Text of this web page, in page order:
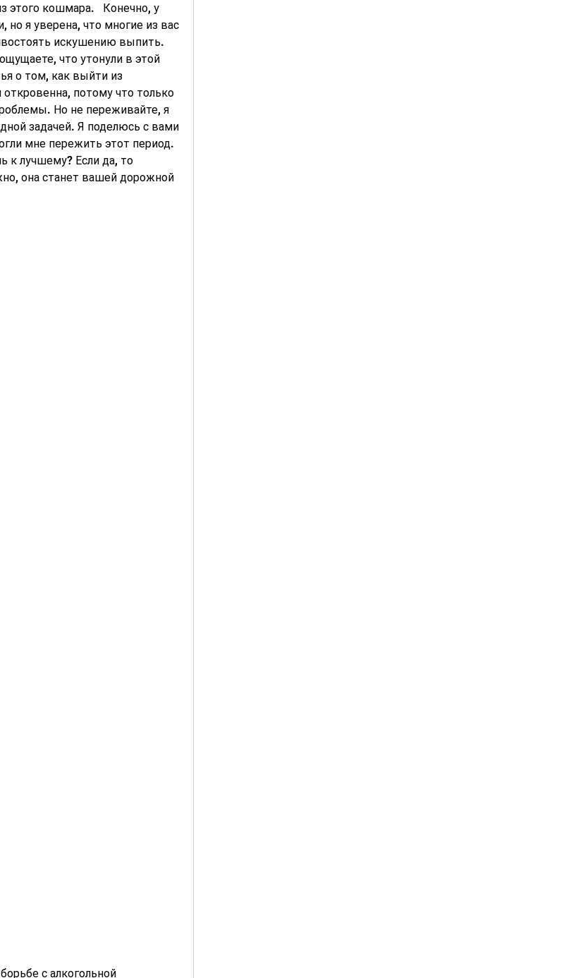
этого кошмара.   Конечно, у
но я уверена, что многие из вас
искушению выпить.
что утонули в этой
о том, как выйти из
откровенна, потому что только
Но не переживайте, я
задачей. Я поделюсь с вами
мне пережить этот период.
к лучшему? Если да, то
она станет вашей дорожной